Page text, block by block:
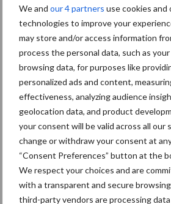
We and our 4 partners use cookies
technologies to improve your
may store and/or access information
process the personal data, such as
browsing data, for purposes like
personalized ads and content,
effectiveness, analyzing audience
geolocation data, and product
your consent will be valid across all our
change or withdraw your consent at
“Consent Preferences” button at the
We respect your choices and are
with a transparent and secure
third-party vendors are processing
Diergezondheid
Bedrijfsnieuws
Toon meer